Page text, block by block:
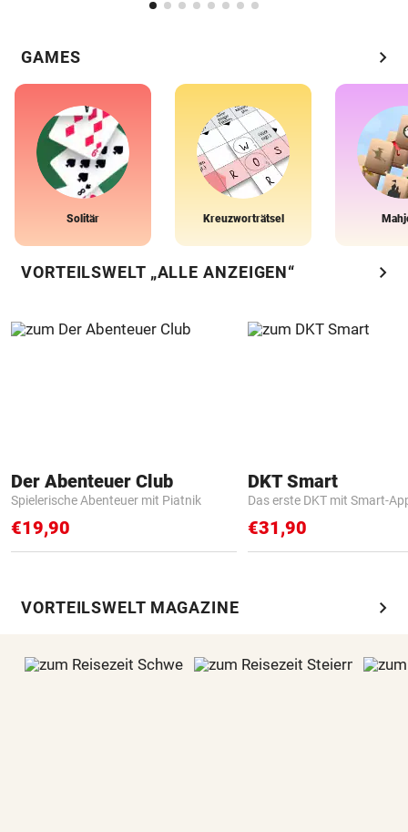
GAMES chevron_right
Solitär Kreuzworträtsel
VORTEILSWELT „ALLE ANZEIGEN“ chevron_right
Der Abenteuer Club
Spielerische Abenteuer mit Piatnik
€19,90
DKT Smart
Das erste DKT mit Smart-
€31,90
VORTEILSWELT MAGAZINE chevron_right